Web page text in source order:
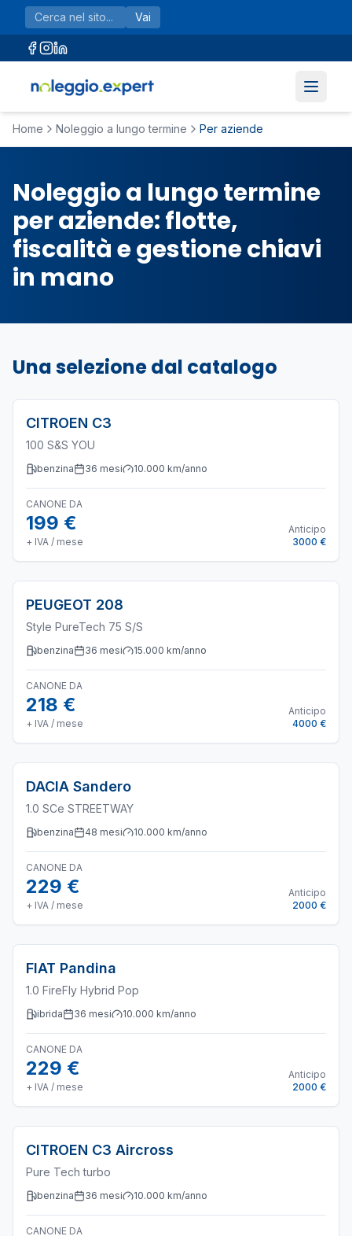
Vai al contenuto principale
Vai
Home Noleggio a lungo termine Per aziende
Noleggio a lungo termine
per aziende: flotte,
fiscalità e gestione chiavi
in mano
Una selezione dal catalogo
CITROEN C3
100 S&S YOU
benzina 36 mesi 10.000 km/anno
CANONE DA
199 €
+ IVA / mese
Anticipo
3000 €
PEUGEOT 208
Style PureTech 75 S/S
benzina 36 mesi 15.000 km/anno
CANONE DA
218 €
+ IVA / mese
Anticipo
4000 €
DACIA Sandero
1.0 SCe STREETWAY
benzina 48 mesi 10.000 km/anno
CANONE DA
229 €
+ IVA / mese
Anticipo
2000 €
FIAT Pandina
1.0 FireFly Hybrid Pop
ibrida 36 mesi 10.000 km/anno
CANONE DA
229 €
+ IVA / mese
Anticipo
2000 €
CITROEN C3 Aircross
Pure Tech turbo
benzina 36 mesi 10.000 km/anno
CANONE DA